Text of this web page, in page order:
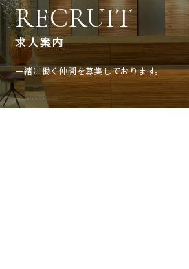
RECRUIT
求人案内
一緒に働く仲間を募集しております。